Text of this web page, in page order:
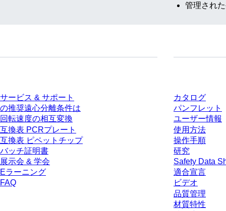
管理され
サービス & サポート
の推奨遠心分離条件は
回転速度の相互変換
互換表 PCRプレート
互換表 ピペットチップ
バッチ証明書
展示会 & 学会
Eラーニング
FAQ
カタログ
パンフレット
ユーザー情報
使用方法
操作手順
研究
Safety Data
適合宣言
ビデオ
品質管理
材質特性